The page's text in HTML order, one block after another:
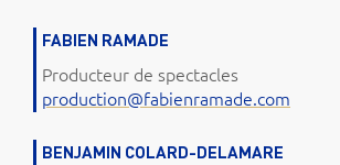
FABIEN RAMADE
Producteur de spectacles
production@fabienramade.com
BENJAMIN COLARD-DELAMARE